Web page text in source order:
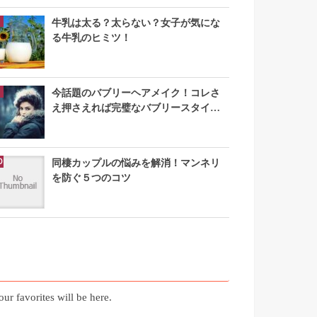
牛乳は太る？太らない？女子が気にな
る牛乳のヒミツ！
今話題のバブリーヘアメイク！コレさ
え押さえれば完璧なバブリースタイル
同棲カップルの悩みを解消！マンネリ
を防ぐ５つのコツ
favorites will be here.